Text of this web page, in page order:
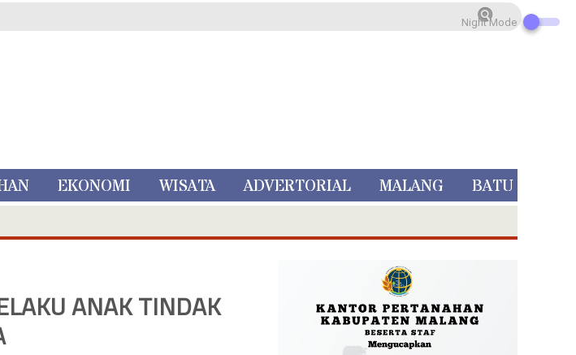
EKONOMI WISATA ADVERTORIAL MALANG BATU
Usung Filosofi Gelar Sehelai Tikar
ANAK TINDAK
Night Mode